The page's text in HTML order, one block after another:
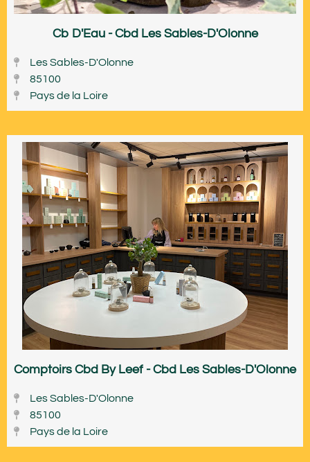
Cb D'Eau - Cbd Les Sables-D'Olonne
Les Sables-D'Olonne
85100
Pays de la Loire
Comptoirs Cbd By Leef - Cbd Les Sables-D'Olonne
Les Sables-D'Olonne
85100
Pays de la Loire